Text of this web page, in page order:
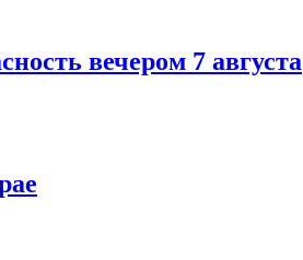
вечером 7 августа